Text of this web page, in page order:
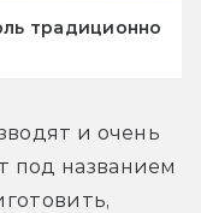
традиционно
и очень
под названием